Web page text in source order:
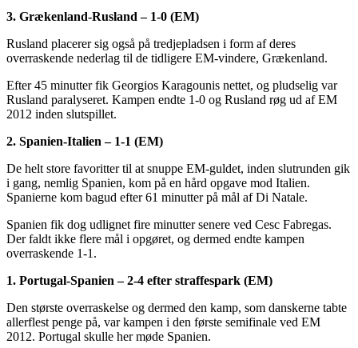
3. Grækenland-Rusland – 1-0 (EM)
Rusland placerer sig også på tredjepladsen i form af deres
overraskende nederlag til de tidligere EM-vindere, Grækenland.
Efter 45 minutter fik Georgios Karagounis nettet, og pludselig var
Rusland paralyseret. Kampen endte 1-0 og Rusland røg ud af EM
2012 inden slutspillet.
2. Spanien-Italien – 1-1 (EM)
De helt store favoritter til at snuppe EM-guldet, inden slutrunden gik
i gang, nemlig Spanien, kom på en hård opgave mod Italien.
Spanierne kom bagud efter 61 minutter på mål af Di Natale.
Spanien fik dog udlignet fire minutter senere ved Cesc Fabregas.
Der faldt ikke flere mål i opgøret, og dermed endte kampen
overraskende 1-1.
1. Portugal-Spanien – 2-4 efter straffespark (EM)
Den største overraskelse og dermed den kamp, som danskerne tabte
allerflest penge på, var kampen i den første semifinale ved EM
2012. Portugal skulle her møde Spanien.